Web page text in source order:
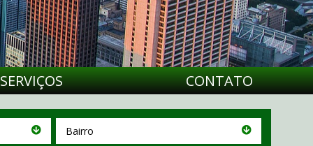
SERVIÇOS CONTATO
Bairro